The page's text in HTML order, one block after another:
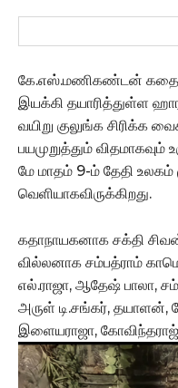
கே.எஸ்.மணிகண்டன் கதை,
இயக்கி தயாரித்துள்ள
வயிறு குலுங்க சிரிக்க
பயமுறுத்தும் விதமாகவும்
மே மாதம் 9-ம் தேதி உலகம்
வெளியாகவிருக்கிறது.
கதாநாயகனாக சக்தி
வில்லனாக சம்பத்ராம்
எல்.ராஜா, ஆதேஷ் பாலா,
அருள் டி.சங்கர், தயாளன்,
இளையராஜா,